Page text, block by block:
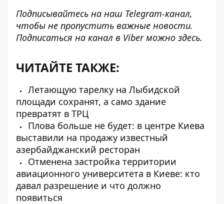
Подписывайтесь на наш Telegram-канал,
чтобы не пропустить важные новости.
Подписаться на канал в Viber можно здесь.
ЧИТАЙТЕ ТАКЖЕ:
Летающую тарелку на Лыбидской
площади сохранят, а само здание
превратят в ТРЦ
Плова больше не будет: в центре Киева
выставили на продажу известный
азербайджанский ресторан
Отменена застройка территории
авиационного университета в Киеве: кто
давал разрешение и что должно
появиться